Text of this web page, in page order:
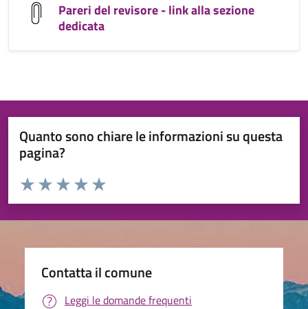
Pareri del revisore - link alla sezione
dedicata
Quanto sono chiare le informazioni su questa
pagina?
Valuta da 1 a 5 stelle la pagina
Valuta 5 stelle su 5
Valuta 4 stelle su 5
Valuta 3 stelle su 5
Valuta 2 stelle su 5
Valuta 1 stelle su 5
Contatta il comune
Leggi le domande frequenti